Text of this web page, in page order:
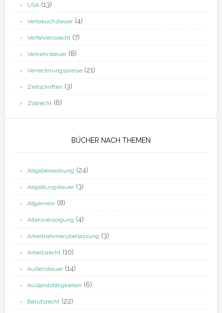
USA(13)
Verbrauchsteuer(4)
Verfahrensrecht(7)
Verkehrsteuer(8)
Verrechnungspreise(21)
Zeitschriften (3)
Zollrecht(6)
BÜCHER NACH THEMEN
Abgabenordnung (24)
Abgeltungsteuer(3)
Allgemein (8)
Altersversorgung (4)
Arbeitnehmerüberlassung (3)
Arbeitsrecht(10)
Außensteuer(14)
Auslandstätigkeiten (6)
Berufsrecht(22)